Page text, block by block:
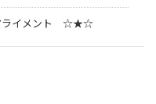
イメント ☆★☆